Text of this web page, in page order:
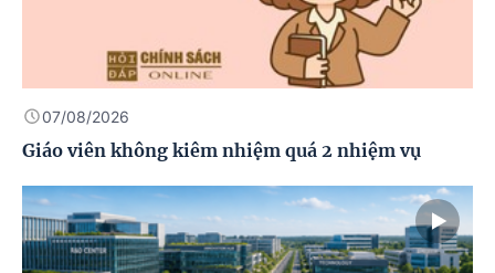
07/08/2026
Giáo viên không kiêm nhiệm quá 2 nhiệm vụ